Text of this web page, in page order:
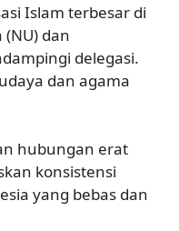
Islam terbesar di
dan
delegasi.
dan agama
hubungan erat
konsistensi
yang bebas dan